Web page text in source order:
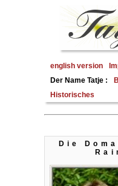
english version
Der Name Tatje :
Historisches
Die